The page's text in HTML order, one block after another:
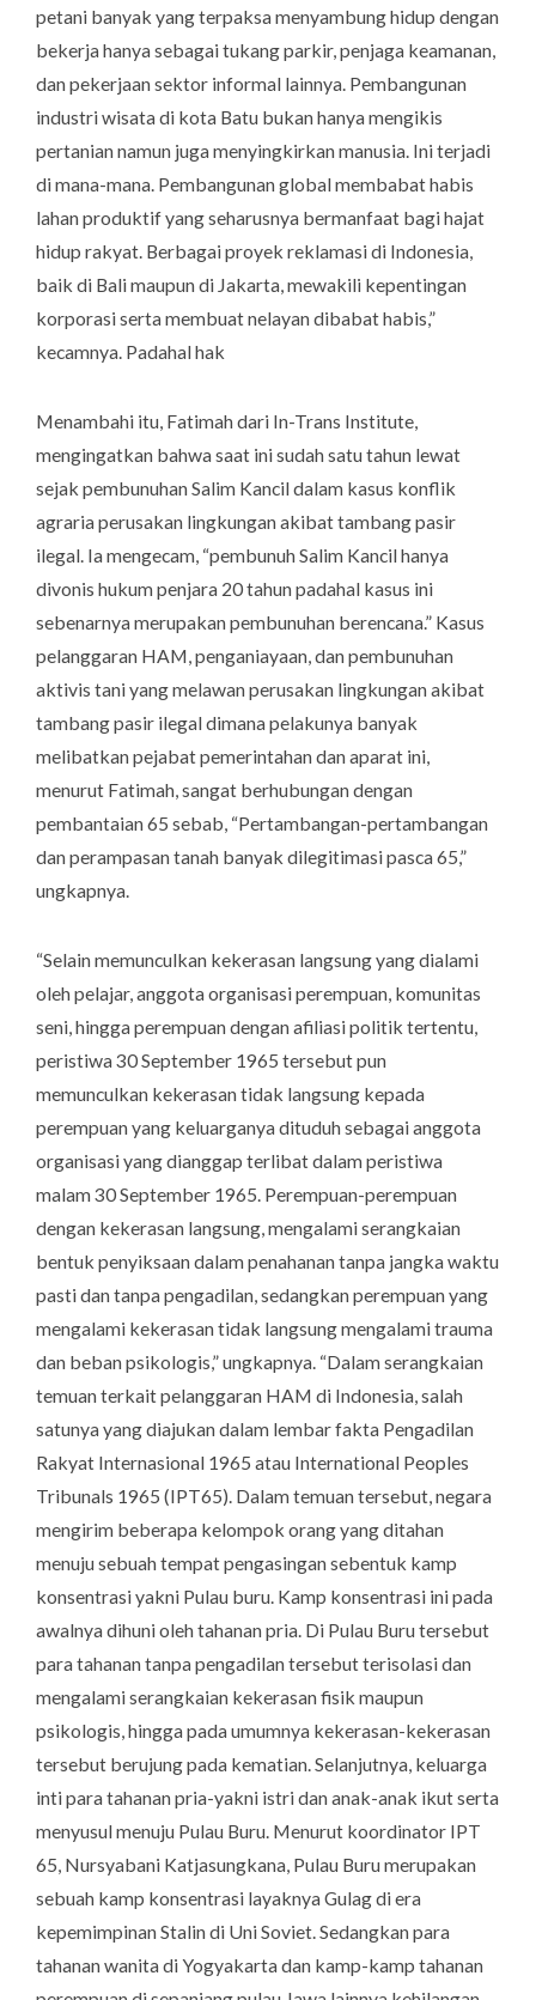
petani banyak yang terpaksa menyambung hidup dengan
bekerja hanya sebagai tukang parkir, penjaga keamanan,
dan pekerjaan sektor informal lainnya. Pembangunan
industri wisata di kota Batu bukan hanya mengikis
pertanian namun juga menyingkirkan manusia. Ini terjadi
di mana-mana. Pembangunan global membabat habis
lahan produktif yang seharusnya bermanfaat bagi hajat
hidup rakyat. Berbagai proyek reklamasi di Indonesia,
baik di Bali maupun di Jakarta, mewakili kepentingan
korporasi serta membuat nelayan dibabat habis,”
kecamnya. Padahal hak
Menambahi itu, Fatimah dari In-Trans Institute,
mengingatkan bahwa saat ini sudah satu tahun lewat
sejak pembunuhan Salim Kancil dalam kasus konflik
agraria perusakan lingkungan akibat tambang pasir
ilegal. Ia mengecam, “pembunuh Salim Kancil hanya
divonis hukum penjara 20 tahun padahal kasus ini
sebenarnya merupakan pembunuhan berencana.” Kasus
pelanggaran HAM, penganiayaan, dan pembunuhan
aktivis tani yang melawan perusakan lingkungan akibat
tambang pasir ilegal dimana pelakunya banyak
melibatkan pejabat pemerintahan dan aparat ini,
menurut Fatimah, sangat berhubungan dengan
pembantaian 65 sebab, “Pertambangan-pertambangan
dan perampasan tanah banyak dilegitimasi pasca 65,”
ungkapnya.
“Selain memunculkan kekerasan langsung yang dialami
oleh pelajar, anggota organisasi perempuan, komunitas
seni, hingga perempuan dengan afiliasi politik tertentu,
peristiwa 30 September 1965 tersebut pun
memunculkan kekerasan tidak langsung kepada
perempuan yang keluarganya dituduh sebagai anggota
organisasi yang dianggap terlibat dalam peristiwa
malam 30 September 1965. Perempuan-perempuan
dengan kekerasan langsung, mengalami serangkaian
bentuk penyiksaan dalam penahanan tanpa jangka waktu
pasti dan tanpa pengadilan, sedangkan perempuan yang
mengalami kekerasan tidak langsung mengalami trauma
dan beban psikologis,” ungkapnya. “Dalam serangkaian
temuan terkait pelanggaran HAM di Indonesia, salah
satunya yang diajukan dalam lembar fakta Pengadilan
Rakyat Internasional 1965 atau International Peoples
Tribunals 1965 (IPT65). Dalam temuan tersebut, negara
mengirim beberapa kelompok orang yang ditahan
menuju sebuah tempat pengasingan sebentuk kamp
konsentrasi yakni Pulau buru. Kamp konsentrasi ini pada
awalnya dihuni oleh tahanan pria. Di Pulau Buru tersebut
para tahanan tanpa pengadilan tersebut terisolasi dan
mengalami serangkaian kekerasan fisik maupun
psikologis, hingga pada umumnya kekerasan-kekerasan
tersebut berujung pada kematian. Selanjutnya, keluarga
inti para tahanan pria-yakni istri dan anak-anak ikut serta
menyusul menuju Pulau Buru. Menurut koordinator IPT
65, Nursyabani Katjasungkana, Pulau Buru merupakan
sebuah kamp konsentrasi layaknyaGulagdi era
kepemimpinan Stalin di Uni Soviet. Sedangkan para
tahanan wanita di Yogyakarta dan kamp-kamp tahanan